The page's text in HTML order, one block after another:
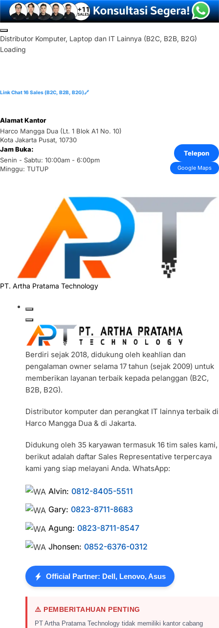
Skip
to
content
Distributor Komputer, Laptop dan IT Lainnya (B2C, B2B, B2G)
Loading
Link Chat 16 Sales (B2C, B2B, B2G)🔗
Alamat Kantor
Harco Mangga Dua (Lt. 1 Blok A1 No. 10)
Kota Jakarta Pusat, 10730
Jam Buka:
Senin - Sabtu: 10:00am - 6:00pm
Minggu: TUTUP
Telepon
Google Maps
PT. Artha Pratama Technology
Berdiri sejak 2018, didukung oleh keahlian dan
pengalaman owner selama 17 tahun (sejak 2009) untuk
memberikan layanan terbaik kepada pelanggan (B2C,
B2B, B2G).
Distributor komputer dan perangkat IT lainnya terbaik di
Harco Mangga Dua & di Jakarta.
Didukung oleh 35 karyawan termasuk 16 tim sales kami,
berikut adalah daftar Sales Representative terpercaya
kami yang siap melayani Anda. WhatsApp:
Alvin:0812-8405-5511
Gary:0823-8711-8683
Agung:0823-8711-8547
Jhonsen:0852-6376-0312
Official Partner: Dell, Lenovo, Asus
⚠️ PEMBERITAHUAN PENTING
PT Artha Pratama Technology tidak memiliki kantor cabang